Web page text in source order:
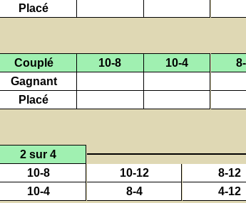
Placé
Couplé 10-8 10-4
Gagnant
Placé
2 sur 4
10-8
10-12
8-12
10-4
8-4 4-12